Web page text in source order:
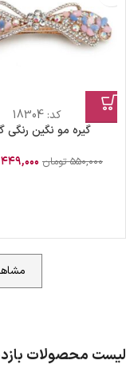
کد:18304
گیره مو نگین رنگی
۵۵۰,۰۰۰ تومان ۴۴۹,۰۰۰
لیست محصولات